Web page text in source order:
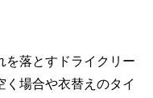
を落とすドライクリー
く場合や衣替えのタイ